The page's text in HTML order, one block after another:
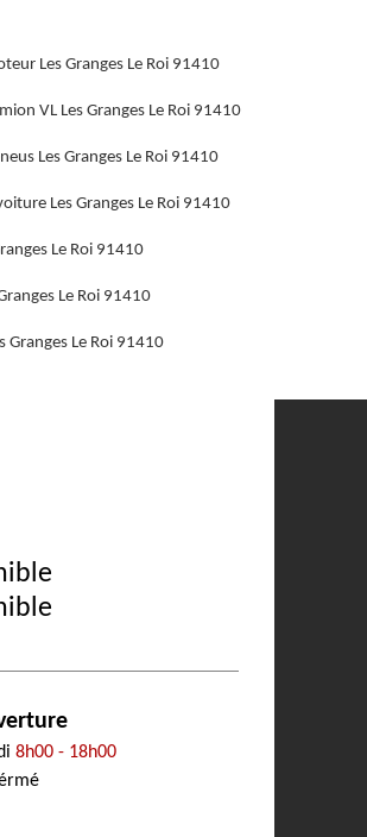
Les Granges Le Roi 91410
VL Les Granges Le Roi 91410
Les Granges Le Roi 91410
Les Granges Le Roi 91410
Le Roi 91410
Le Roi 91410
Granges Le Roi 91410
8h00 - 18h00